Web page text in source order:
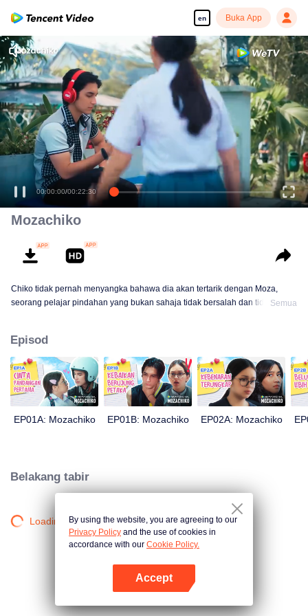
en Buka App
Enjoy smooth and HD episodes
00:00:00/00:22:30
Mozachiko
Chiko tidak pernah menyangka bahawa dia akan tertarik dengan Moza,
seorang pelajar pindahan yang bukan sahaja tidak bersalah dan tidak
akhirnya mengambil langkah drastik. Langkah ini membuahkan hasil yang
tidak dijangka oleh sesiapa: kini Chiko yang mengejar cinta Moza semula.
Semua
Episod
EP01A: Mozachiko EP01B: Mozachiko EP02A: Mozachiko
Belakang tabir
Loading…By using the website, you are agreeing to our
Privacy Policy and the use of cookies in
accordance with our Cookie Policy.
Accept